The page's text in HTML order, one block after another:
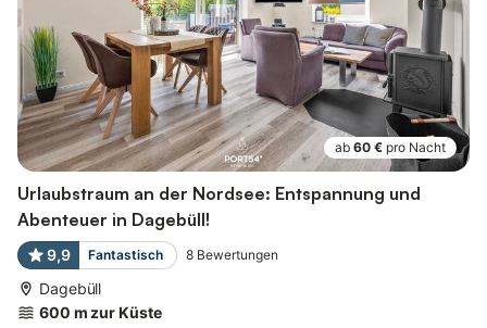
ab 60 € pro Nacht
Urlaubstraum an der Nordsee: Entspannung und
Abenteuer in Dagebüll!
9,9 Fantastisch 8 Bewertungen
Dagebüll
600 m zur Küste